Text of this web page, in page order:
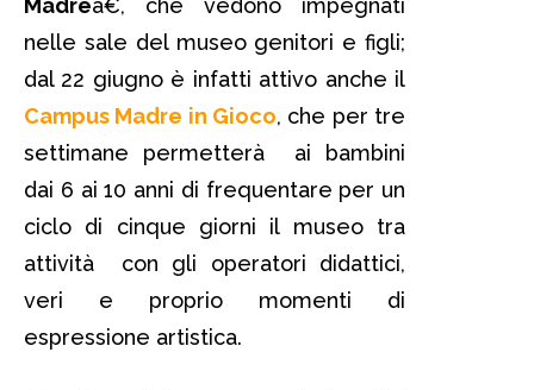
Madreâ€, che vedono impegnati
nelle sale del museo genitori e figli;
dal 22 giugno è infatti attivo anche il
Campus Madre in Gioco, che per tre
settimane permetterà ai bambini
dai 6 ai 10 anni di frequentare per un
ciclo di cinque giorni il museo tra
attività con gli operatori didattici,
veri e proprio momenti di
espressione artistica.